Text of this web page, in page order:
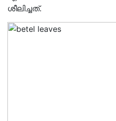
ശീലിച്ചത്.